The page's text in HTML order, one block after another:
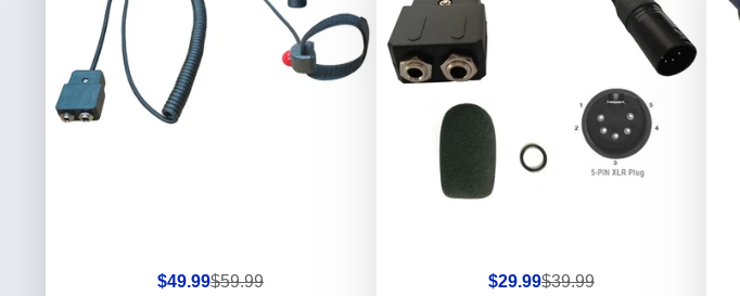
Prix
$49.99Prix
$59.99
Prix
$29.99Prix
$39.99